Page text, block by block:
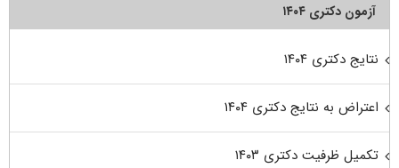
آزمون دکتری ۱۴۰۴
نتایج دکتری ۱۴۰۴
اعتراض به نتایج دکتری ۱۴۰۴
تکمیل ظرفیت دکتری ۱۴۰۳